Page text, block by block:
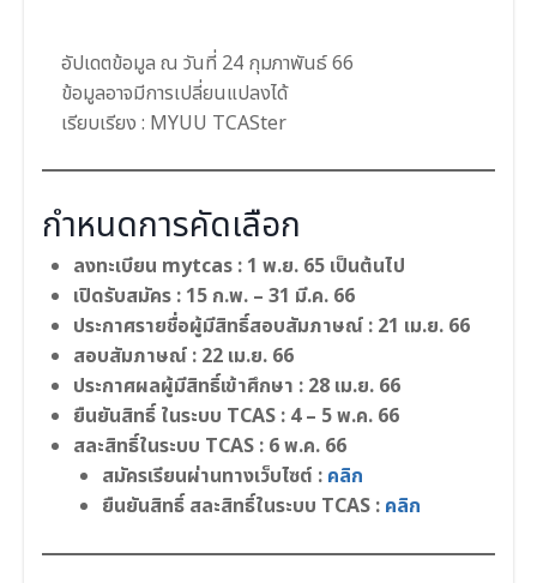
อัปเดตข้อมูล ณ วันที่ 24 กุมภาพันธ์ 66
ข้อมูลอาจมีการเปลี่ยนแปลงได้
เรียบเรียง : MYUU TCASter
กำหนดการคัดเลือก
ลงทะเบียน mytcas : 1 พ.ย. 65 เป็นต้นไป
เปิดรับสมัคร : 15 ก.พ. – 31 มี.ค. 66
ประกาศรายชื่อผู้มีสิทธิ์สอบสัมภาษณ์ : 21 เม.ย. 66
สอบสัมภาษณ์ : 22 เม.ย. 66
ประกาศผลผู้มีสิทธิ์เข้าศึกษา : 28 เม.ย. 66
ยืนยันสิทธิ์ ในระบบ TCAS : 4 – 5 พ.ค. 66
สละสิทธิ์ในระบบ TCAS : 6 พ.ค. 66
สมัครเรียนผ่านทางเว็บไซต์ : คลิก
ยืนยันสิทธิ์ สละสิทธิ์ในระบบ TCAS : คลิก